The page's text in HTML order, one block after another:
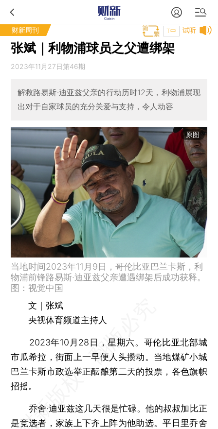
财新周刊 试听
T中
张斌｜利物浦球员之父遭绑架
2023年11月27日第46期
解救路易斯·迪亚兹父亲的行动历时12天，利物浦展现
出对于自家球员的充分关爱与支持，令人动容
原图
当地时间2023年11月9日，哥伦比亚巴兰卡斯，利
物浦前锋路易斯·迪亚兹父亲遭遇绑架后成功获释。
图：视觉中国
文｜张斌
央视体育频道主持人
2023年10月28日，星期六。哥伦比亚北部城
市瓜希拉，街面上一早便人头攒动。当地煤矿小城
巴兰卡斯市政选举正酝酿第二天的投票，各色旗帜
招摇。
乔舍·迪亚兹这几天很是忙碌。他的叔叔加比正
是竞选者，家族上下齐上阵为他助选。平日里乔舍